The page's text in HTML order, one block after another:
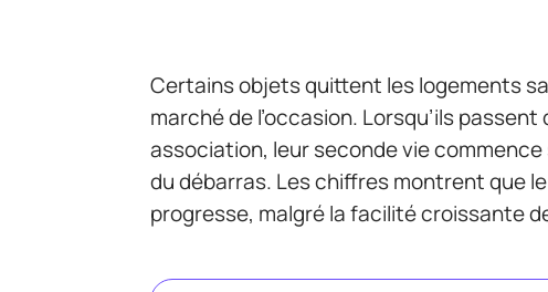
Certains objets quittent les logements
marché de l’occasion. Lorsqu’ils
association, leur seconde vie
du débarras. Les chiffres montrent que
progresse, malgré la facilité croissante